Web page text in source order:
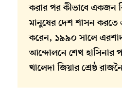
করার পর কীভাবে একজন
মানুষের দেশ শাসন করতে
করেন, ১৯৯০ সালে
আন্দোলনে শেখ হাসিনার
খালেদা জিয়ার শ্রেষ্ঠ